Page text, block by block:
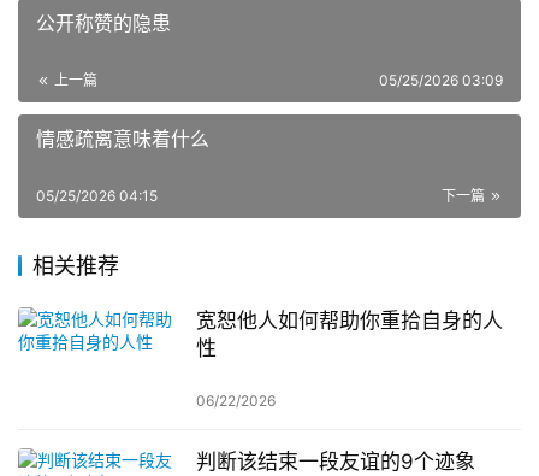
公开称赞的隐患
上一篇 05/25/2026 03:09
情感疏离意味着什么
下一篇
05/25/2026 04:15
相关推荐
宽恕他人如何帮助你重拾自身的人
性
06/22/2026
判断该结束一段友谊的9个迹象